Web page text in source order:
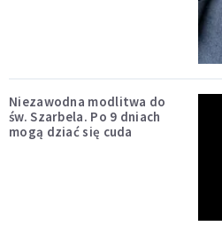
Niezawodna modlitwa do
św. Szarbela. Po 9 dniach
mogą dziać się cuda